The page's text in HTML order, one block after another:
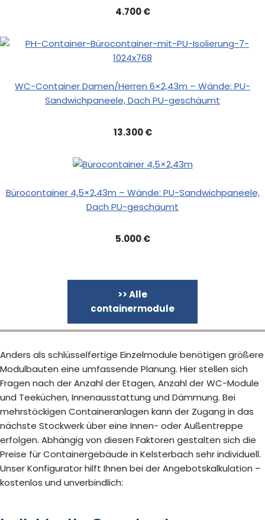
4.700 €
WC-Container Damen/Herren 6×2,43m – Wände: PU-
Sandwichpaneele, Dach PU-geschäumt
13.300 €
Bürocontainer 4,5×2,43m – Wände: PU-Sandwichpaneele,
Dach PU-geschäumt
5.000 €
>> Alle
containermodule
Anders als schlüsselfertige Einzelmodule benötigen größere
Modulbauten eine umfassende Planung. Hier stellen sich
Fragen nach der Anzahl der Etagen, Anzahl der WC-Module
und Teeküchen, Innenausstattung und Dämmung. Bei
mehrstöckigen Containeranlagen kann der Zugang in das
nächste Stockwerk über eine Innen- oder Außentreppe
erfolgen. Abhängig von diesen Faktoren gestalten sich die
Preise für Containergebäude in Kelsterbach sehr individuell.
Unser Konfigurator hilft Ihnen bei der Angebotskalkulation –
kostenlos und unverbindlich: